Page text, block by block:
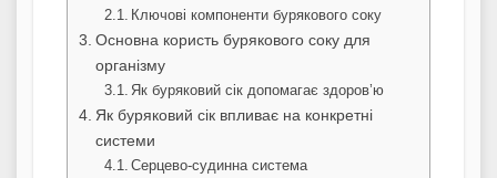
Ключові компоненти бурякового соку
Основна користь бурякового соку для
організму
Як буряковий сік допомагає здоров’ю
Як буряковий сік впливає на конкретні
системи
Серцево-судинна система